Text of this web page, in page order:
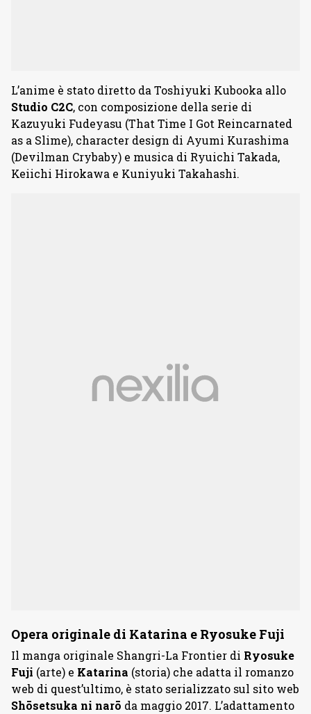
L’anime è stato diretto da Toshiyuki Kubooka allo
Studio C2C, con composizione della serie di
Kazuyuki Fudeyasu (That Time I Got Reincarnated
as a Slime), character design di Ayumi Kurashima
(Devilman Crybaby) e musica di Ryuichi Takada,
Keiichi Hirokawa e Kuniyuki Takahashi.
Opera originale di Katarina e Ryosuke Fuji
Il manga originale Shangri-La Frontier di Ryosuke
Fuji (arte) e Katarina (storia) che adatta il romanzo
web di quest’ultimo, è stato serializzato sul sito web
Shōsetsuka ni narō da maggio 2017. L’adattamento